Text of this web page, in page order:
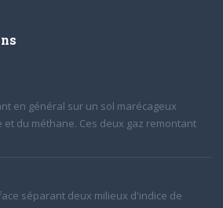
en général sur un sol marécageux
du méthane. Ces deux gaz remontant
séparant deux milieux d'indice de